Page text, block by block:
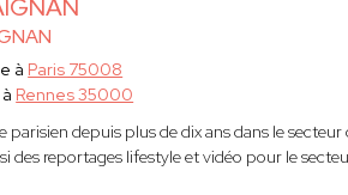
à Paris 75008
Rennes 35000
parisien depuis plus de dix ans dans le
des reportages lifestyle et vidéo pour le